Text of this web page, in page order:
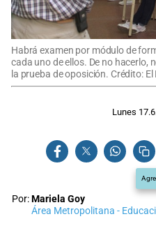
Habrá examen por módulo de
cada uno de ellos. De no hacerlo,
la prueba de oposición. Crédito: El
Lunes
Por:Mariela Goy
Área Metropolitana -